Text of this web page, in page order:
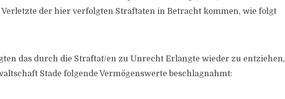
Verletzte der hier verfolgten Straftaten in Betracht kommen, wie folgt
das durch die Straftat/en zu Unrecht Erlangte wieder zu entziehen,
Stade folgende Vermögenswerte beschlagnahmt: